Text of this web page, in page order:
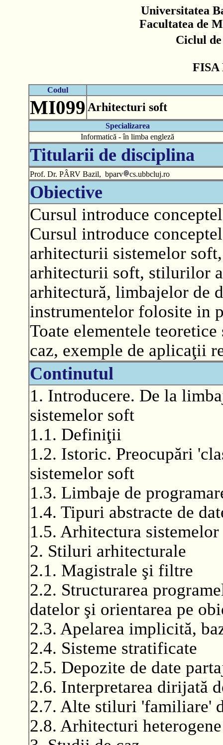
Universitatea
Facultatea de
Ciclul
FISA
Codul
MI099 Arhitecturi soft
Specializarea
Informatică - în limba engleză
Titularii de disciplina
Prof. Dr. PÂRV Bazil, bparv cs.ubbcluj.ro
Obiective
Cursul introduce
Cursul introduce
arhitecturii sistemelor
arhitecturii soft, stilurilor
arhitectură, limbajelor de
instrumentelor folosite in
Toate elementele
caz, exemple de aplicaţii
Continutul
1. Introducere. De la
sistemelor soft
1.1. Definiţii
1.2. Istoric. Preocupări
sistemelor soft
1.3. Limbaje de
1.4. Tipuri abstracte de
1.5. Arhitectura
2. Stiluri arhitecturale
2.1. Magistrale şi filtre
2.2. Structurarea
datelor şi orientarea pe
2.3. Apelarea implicită,
2.4. Sisteme stratificate
2.5. Depozite de date
2.6. Interpretarea dirijată
2.7. Alte stiluri 'familiare'
2.8. Arhitecturi heterogene